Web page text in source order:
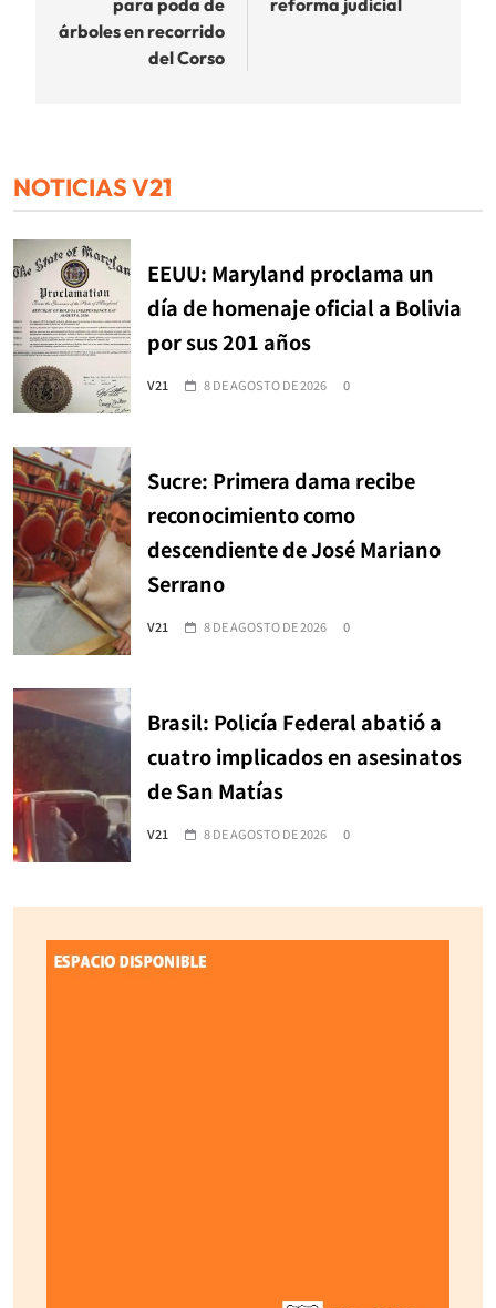
para poda de
árboles en recorrido
del Corso
reforma judicial
NOTICIAS V21
EEUU: Maryland proclama un
día de homenaje oficial a Bolivia
por sus 201 años
V21 8 DE AGOSTO DE 2026 0
Sucre: Primera dama recibe
reconocimiento como
descendiente de José Mariano
Serrano
V21 8 DE AGOSTO DE 2026 0
Brasil: Policía Federal abatió a
cuatro implicados en asesinatos
de San Matías
V21 8 DE AGOSTO DE 2026 0